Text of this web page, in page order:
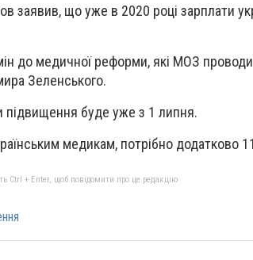
заявив, що уже в 2020 році зарплати
до медичної реформи, які МОЗ
Зеленського.
підвищення буде уже з 1 липня.
медикам, потрібно додатково
Ctrl + Enter, щоб повідомити про це редакцію